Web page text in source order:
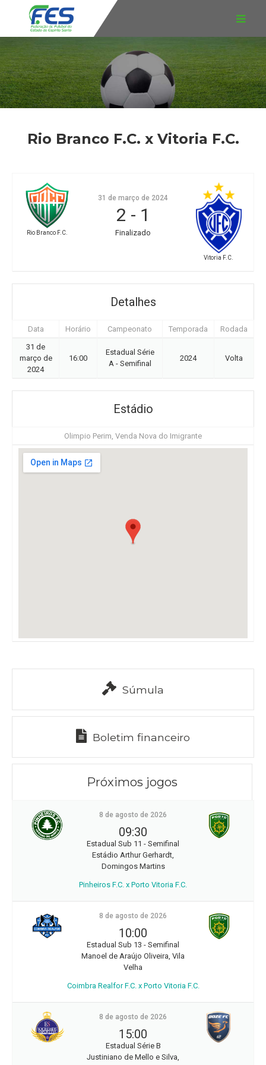
Rio Branco F.C. x Vitoria F.C.
Rio Branco F.C.
Vitoria F.C.
31 de março de 2024
2 - 1
Finalizado
Detalhes
Data Horário Campeonato Temporada
Rodada
31 de
março de
2024
16:00
Estadual Série
A - Semifinal
2024 Volta
Estádio
Olimpio Perim, Venda Nova do Imigrante
Súmula
Boletim financeiro
Próximos jogos
8 de agosto de 2026
09:30
Estadual Sub 11 - Semifinal
Estádio Arthur Gerhardt,
Domingos Martins
Pinheiros F.C. x Porto Vitoria F.C.
8 de agosto de 2026
10:00
Estadual Sub 13 - Semifinal
Manoel de Araújo Oliveira, Vila
Velha
Coimbra Realfor F.C. x Porto Vitoria F.C.
8 de agosto de 2026
15:00
Estadual Série B
Justiniano de Mello e Silva,